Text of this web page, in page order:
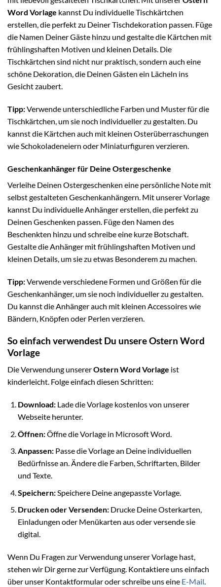
Word Vorlage kannst Du individuelle Tischkärtchen
erstellen, die perfekt zu Deiner Tischdekoration passen. Füge
die Namen Deiner Gäste hinzu und gestalte die Kärtchen mit
frühlingshaften Motiven und kleinen Details. Die
Tischkärtchen sind nicht nur praktisch, sondern auch eine
schöne Dekoration, die Deinen Gästen ein Lächeln ins
Gesicht zaubert.
Tipp:Verwende unterschiedliche Farben und Muster für die
Tischkärtchen, um sie noch individueller zu gestalten. Du
kannst die Kärtchen auch mit kleinen Osterüberraschungen
wie Schokoladeneiern oder Miniaturfiguren verzieren.
Geschenkanhänger für Deine Ostergeschenke
Verleihe Deinen Ostergeschenken eine persönliche Note mit
selbst gestalteten Geschenkanhängern. Mit unserer Vorlage
kannst Du individuelle Anhänger erstellen, die perfekt zu
Deinen Geschenken passen. Füge den Namen des
Beschenkten hinzu und schreibe eine kurze Botschaft.
Gestalte die Anhänger mit frühlingshaften Motiven und
kleinen Details, um sie zu etwas Besonderem zu machen.
Tipp:Verwende verschiedene Formen und Größen für die
Geschenkanhänger, um sie noch individueller zu gestalten.
Du kannst die Anhänger auch mit kleinen Accessoires wie
Bändern, Knöpfen oder Perlen verzieren.
So einfach verwendest Du unsere Ostern Word
Vorlage
Die Verwendung unsererOstern Word Vorlage ist
kinderleicht. Folge einfach diesen Schritten:
Download:Lade die Vorlage kostenlos von unserer
Webseite herunter.
Öffnen:Öffne die Vorlage in Microsoft Word.
Anpassen:Passe die Vorlage an Deine individuellen
Bedürfnisse an. Ändere die Farben, Schriftarten, Bilder
und Texte.
Speichern:Speichere Deine angepasste Vorlage.
Drucken oder Versenden:Drucke Deine Osterkarten,
Einladungen oder Menükarten aus oder versende sie
digital.
Wenn Du Fragen zur Verwendung unserer Vorlage hast,
stehen wir Dir gerne zur Verfügung. Kontaktiere uns einfach
über unser Kontaktformular oder schreibe uns eine E-Mail.